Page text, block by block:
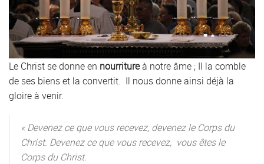
Le Christ se donne en nourritureà notre âme ; Il la comble
de ses biens et la convertit. Il nous donne ainsi déjà la
gloire à venir.
« Devenez ce que vous recevez, devenez le Corps du
Christ. Devenez ce que vous recevez, vous êtes le
Corps du Christ.